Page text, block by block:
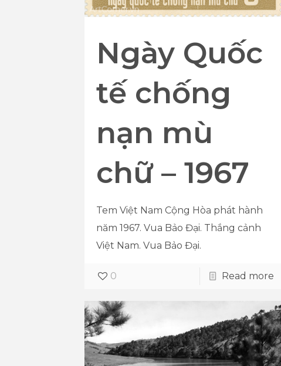
Ngày Quốc
tế chống
nạn mù
chữ – 1967
Tem Việt Nam Cộng Hòa phát hành
năm 1967. Vua Bảo Đại. Thắng cảnh
Việt Nam. Vua Bảo Đại.
0 Read more